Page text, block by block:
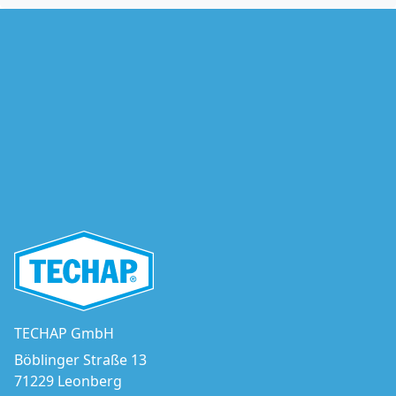
TECHAP GmbH
Böblinger Straße 13
71229 Leonberg